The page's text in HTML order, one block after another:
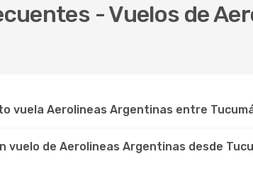
- Vuelos de
vuela Aerolineas Argentinas entre
vuelo de Aerolineas Argentinas desde